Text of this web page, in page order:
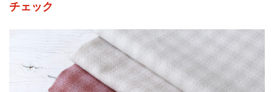
チェック